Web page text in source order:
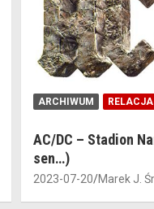
ARCHIWUM RELACJA
AC/DC – Stadion
sen…)
2023-07-20 Marek J.